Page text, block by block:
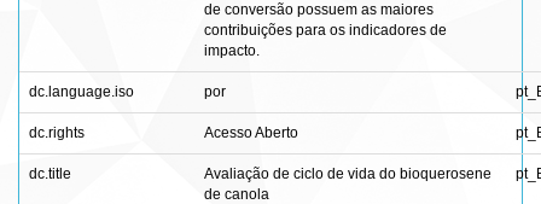
de conversão possuem as maiores
contribuições para os indicadores de
impacto.
dc.language.iso por
dc.rights Acesso Aberto
dc.title
Avaliação de ciclo de vida do bioquerosene
de canola